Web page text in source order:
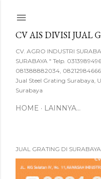
CV AIS DIVISI JUAL
CV. AGRO INDUSTRI
SURABAYA " Telp.
081388882034,
Jual Steel Grating Surabaya,
Surabaya
HOME LAINNYA…
JUAL GRATING DI SURABAYA